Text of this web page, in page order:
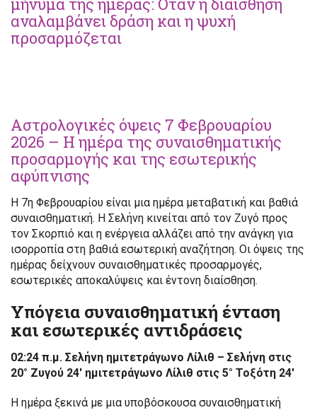
αναλαμβάνει δράση και η ψυχή
προσαρμόζεται
Αστρολογικές όψεις 7 Φεβρουαρίου
2026 – Η ημέρα της συναισθηματικής
προσαρμογής και της εσωτερικής
αφύπνισης
Η 7η Φεβρουαρίου είναι μια ημέρα μεταβατική και βαθιά
συναισθηματική. Η Σελήνη κινείται από τον Ζυγό προς
τον Σκορπιό και η ενέργεια αλλάζει από την ανάγκη για
ισορροπία στη βαθιά εσωτερική αναζήτηση. Οι όψεις της
ημέρας δείχνουν συναισθηματικές προσαρμογές,
εσωτερικές αποκαλύψεις και έντονη διαίσθηση.
Υπόγεια συναισθηματική ένταση
και εσωτερικές αντιδράσεις
02:24 π.μ. Σελήνη ημιτετράγωνο Λίλιθ – Σελήνη στις
20° Ζυγού 24′ ημιτετράγωνο Λίλιθ στις 5° Τοξότη 24′
Η ημέρα ξεκινά με μια υποβόσκουσα συναισθηματική